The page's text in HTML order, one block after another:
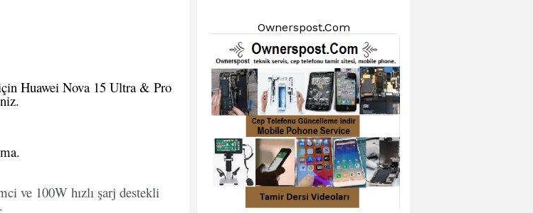
Huawei Nova 15 Ultra & Pro
ve 100W hızlı şarj destekli
Ownerspost.Com